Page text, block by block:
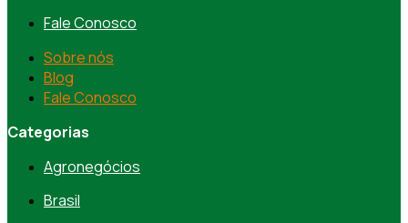
Fale Conosco
Sobre nós
Blog
Fale Conosco
Categorias
Agronegócios
Brasil